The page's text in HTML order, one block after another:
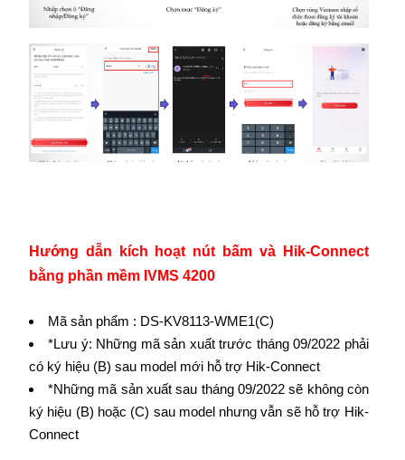
Hướng dẫn kích hoạt nút bấm và Hik-Connect
bằng phần mềm IVMS 4200
Mã sản phẩm : DS-KV8113-WME1(C)
*Lưu ý: Những mã sản xuất trước tháng 09/2022 phải
có ký hiệu (B) sau model mới hỗ trợ Hik-Connect
*Những mã sản xuất sau tháng 09/2022 sẽ không còn
ký hiệu (B) hoặc (C) sau model nhưng vẫn sẽ hỗ trợ Hik-
Connect